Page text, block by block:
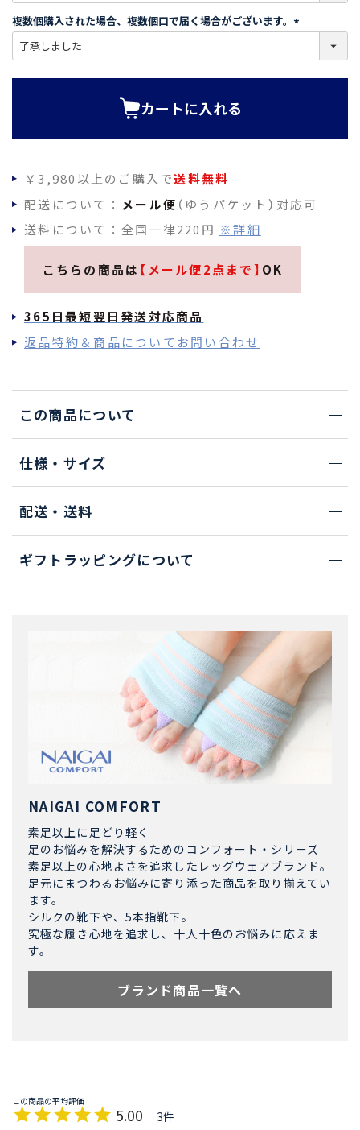
)
複数個購入された場合、複数個口で届く場合がございます。
必
カートに入れる
￥3,980以上のご購入で送料無料
配送について： メール便 （ゆうパケット）対応可
送料について：全国一律220円 ※詳細
こちらの商品は 【メール便2点まで】 OK
365日最短翌日発送対応商品
返品特約＆商品についてお問い合わせ
この商品について
仕様・サイズ
配送・送料
ギフトラッピングについて
NAIGAI COMFORT
素足以上に足どり軽く
足のお悩みを解決するためのコンフォート・シリーズ
素足以上の心地よさを追求したレッグウェアブランド。
足元にまつわるお悩みに寄り添った商品を取り揃えてい
ます。
シルクの靴下や、5本指靴下。
究極な履き心地を追求し、十人十色のお悩みに応えま
す。
ブランド商品一覧へ
5.00 3